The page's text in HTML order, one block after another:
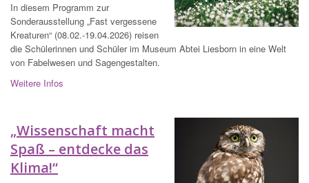
In diesem Programm zur
Sonderausstellung „Fast vergessene
Kreaturen“ (08.02.-19.04.2026) reisen
die Schülerinnen und Schüler im Museum Abtei Liesborn in eine Welt
von Fabelwesen und Sagengestalten.
Weitere Infos
„Wissenschaft macht
Spaß – entdecke das
Klima!“